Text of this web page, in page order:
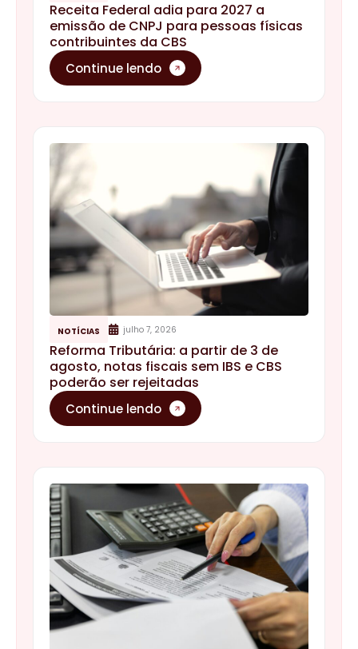
Receita Federal adia para 2027 a
emissão de CNPJ para pessoas físicas
contribuintes da CBS
Continue lendo
NOTÍCIAS julho 7, 2026
Reforma Tributária: a partir de 3 de
agosto, notas fiscais sem IBS e CBS
poderão ser rejeitadas
Continue lendo